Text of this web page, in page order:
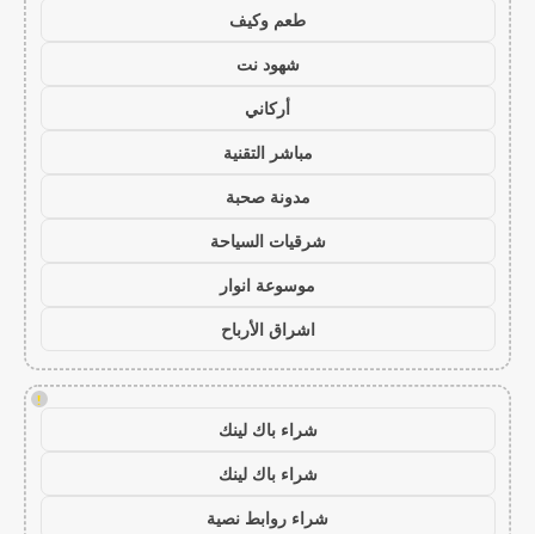
طعم وكيف
شهود نت
أركاني
مباشر التقنية
مدونة صحبة
شرقيات السياحة
موسوعة انوار
اشراق الأرباح
!
شراء باك لينك
شراء باك لينك
شراء روابط نصية